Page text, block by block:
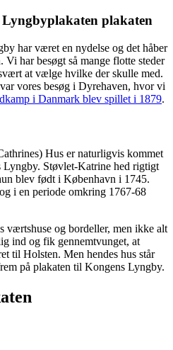
plakaten
har været en nydelse og det håber
har besøgt så mange flotte steder
at vælge hvilke der skulle med.
vores besøg i Dyrehaven, hvor vi
i Danmark blev spillet i 1879.
Hus er naturligvis kommet
Støvlet-Katrine hed rigtigt
blev født i København i 1745.
i en periode omkring 1767-68
værtshuse og bordeller, men ikke alt
ind og fik gennemtvunget, at
til Holsten. Men hendes hus står
på plakaten til Kongens Lyngby.